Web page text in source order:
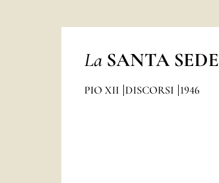
La SANTA SEDE
PIO XII DISCORSI 1946